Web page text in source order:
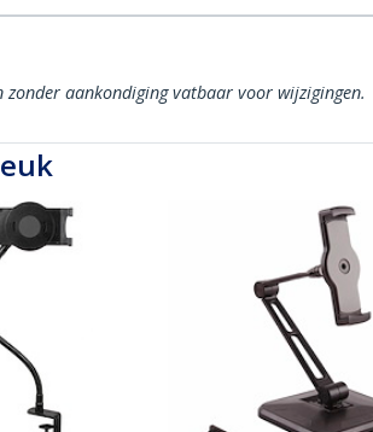
aankondiging vatbaar voor wijzigingen.